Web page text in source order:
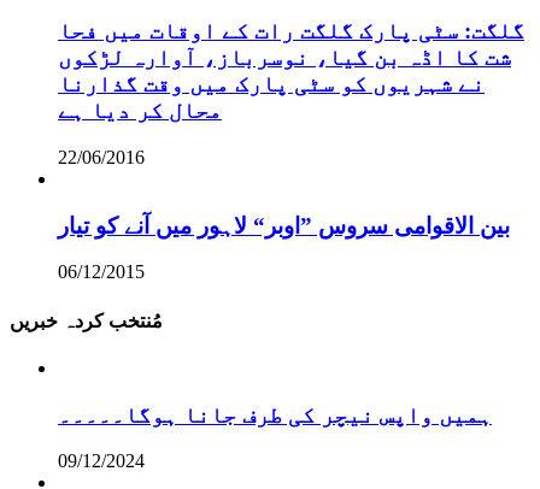
گلگت: سٹی پارک گلگت رات کے اوقات میں فحا
شت کا اڈہ بن گیا، نوسرباز، آوارہ لڑکوں
نے شہریوں کو سٹی پارک میں وقت گذارنا
محال کر دیا ہے
22/06/2016
بین الاقوامی سروس ”اوبر“ لاہور میں آنے کو تیار
06/12/2015
مُنتخب کردہ خبریں
ہمیں واپس نیچر کی طرف جانا ہوگا۔۔۔۔۔
09/12/2024